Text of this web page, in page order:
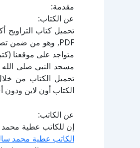
مقدمة:
عن الكتاب:
تحميل كتاب
مسجد النبي صلى الله
الكتاب أون لاين
عن الكاتب:
إن للكاتب عطية محمد
الكاتب عطية محمد